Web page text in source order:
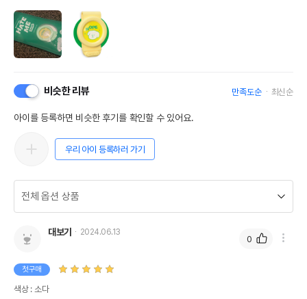
비슷한 리뷰 만족도순 최신순
아이를 등록하면 비슷한 후기를 확인할 수 있어요.
우리 아이 등록하러 가기
대보기 2024.06.13
첫구매
색상 : 소다
0